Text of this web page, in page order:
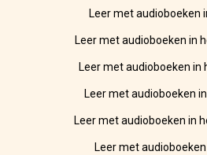
Leer met audioboeken
Leer met audioboeken in
Leer met audioboeken in
Leer met audioboeken
Leer met audioboeken in
Leer met